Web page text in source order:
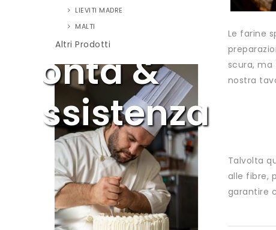
LIEVITI MADRE
MALTI
Altri Prodotti
Bontà &
Assistenza
Resa &
Praticità
Servizio
&
Cortesia
Tecnica &
Esperienza
Le farine
scura,
nostra
Talvolta
alle fibre,
garantire